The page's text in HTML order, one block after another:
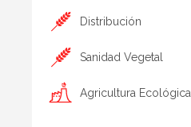
Distribución
Sanidad Vegetal
Agricultura Ecológica